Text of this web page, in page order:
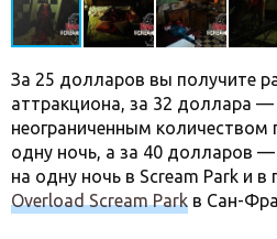
За 25 долларов вы получите
аттракциона, за 32 доллара —
неограниченным количеством
одну ночь, а за 40 долларов
на одну ночь в Scream Park и в
Overload Scream Park в Сан-